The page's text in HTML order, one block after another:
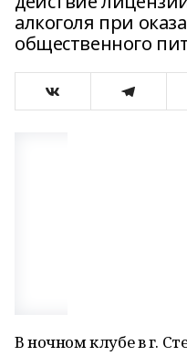
алкоголя при
общественного
В ночном клубе в г.